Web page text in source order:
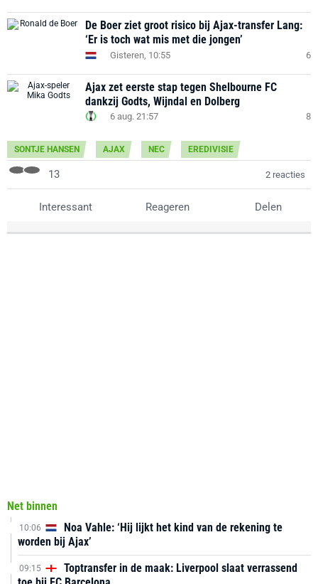
De Boer ziet groot risico bij Ajax-transfer Lang:
‘Er is toch wat mis met die jongen’
Gisteren, 10:55 6
Ajax zet eerste stap tegen Shelbourne FC
dankzij Godts, Wijndal en Dolberg
6 aug. 21:57 8
SONTJE HANSEN AJAX NEC EREDIVISIE
13 2 reacties
Interessant Reageren Delen
Net binnen
10:06
Noa Vahle: ‘Hij lijkt het kind van de rekening te
worden bij Ajax’
09:15
Toptransfer in de maak: Liverpool slaat verrassend